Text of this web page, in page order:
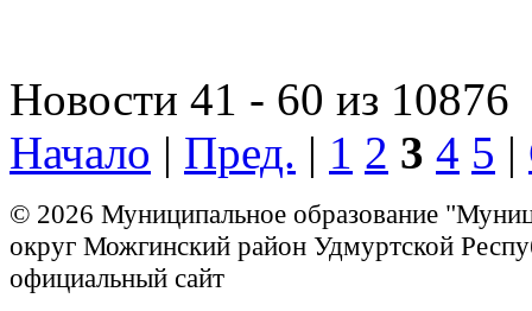
Новости 41 - 60 из 10876
Начало | Пред. | 1 2 3 4 5 |
© 2026 Муниципальное образование
округ Можгинский район Удмуртской
официальный сайт